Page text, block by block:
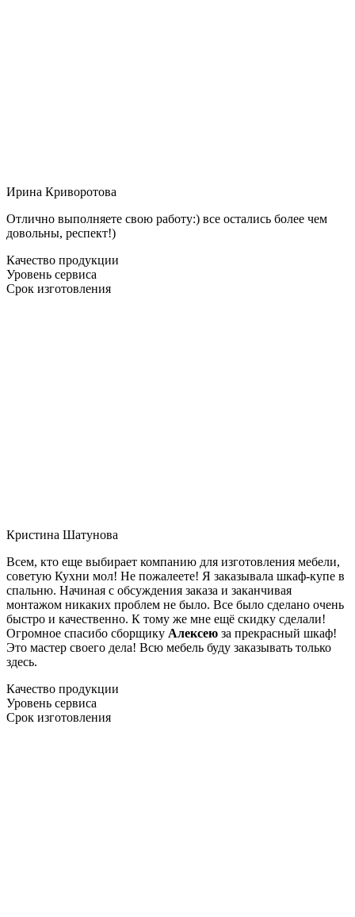
Ирина Криворотова
Отлично выполняете свою работу:) все остались более чем
довольны, респект!)
Качество продукции
Уровень сервиса
Срок изготовления
Кристина Шатунова
Всем, кто еще выбирает компанию для изготовления мебели,
советую Кухни мол! Не пожалеете! Я заказывала шкаф-купе в
спальню. Начиная с обсуждения заказа и заканчивая
монтажом никаких проблем не было. Все было сделано очень
быстро и качественно. К тому же мне ещё скидку сделали!
Огромное спасибо сборщику Алексею за прекрасный шкаф!
Это мастер своего дела! Всю мебель буду заказывать только
здесь.
Качество продукции
Уровень сервиса
Срок изготовления